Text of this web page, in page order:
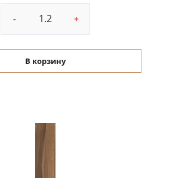
- +
В корзину